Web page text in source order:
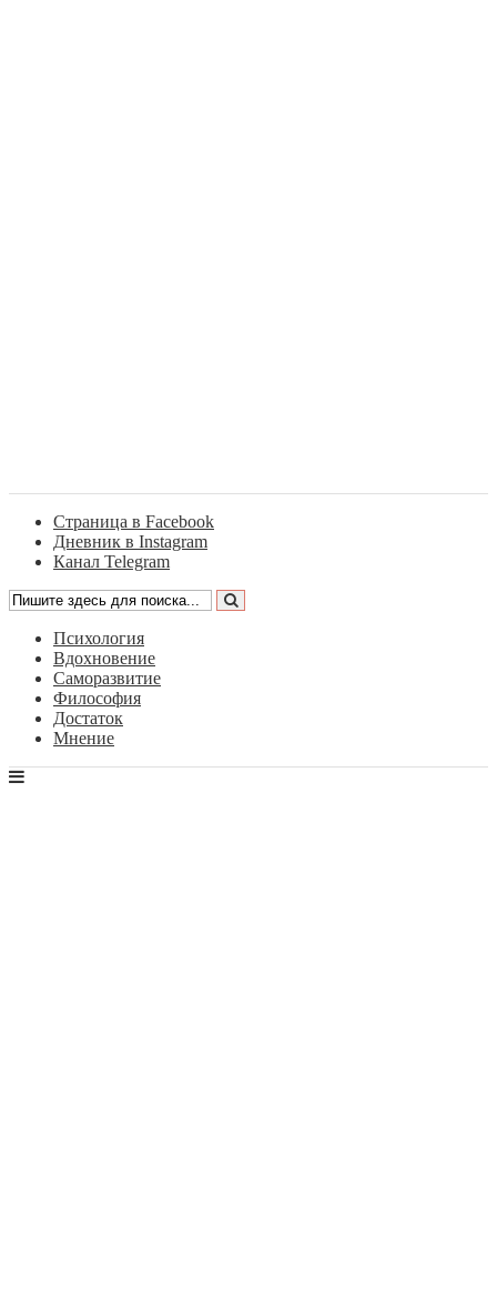
Страница в Facebook
Дневник в Instagram
Канал Telegram
Психология
Вдохновение
Саморазвитие
Философия
Достаток
Мнение